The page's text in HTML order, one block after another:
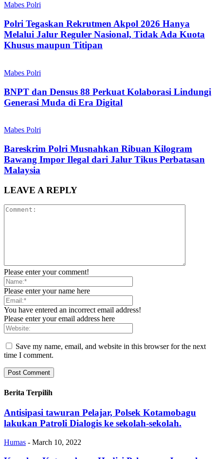
Mabes Polri
Polri Tegaskan Rekrutmen Akpol 2026 Hanya
Melalui Jalur Reguler Nasional, Tidak Ada Kuota
Khusus maupun Titipan
Mabes Polri
BNPT dan Densus 88 Perkuat Kolaborasi Lindungi
Generasi Muda di Era Digital
Mabes Polri
Bareskrim Polri Musnahkan Ribuan Kilogram
Bawang Impor Ilegal dari Jalur Tikus Perbatasan
Malaysia
LEAVE A REPLY
Please enter your comment!
Please enter your name here
You have entered an incorrect email address!
Please enter your email address here
Save my name, email, and website in this browser for the next
time I comment.
Berita Terpilih
Antisipasi tawuran Pelajar, Polsek Kotamobagu
lakukan Patroli Dialogis ke sekolah-sekolah.
Humas - March 10, 2022